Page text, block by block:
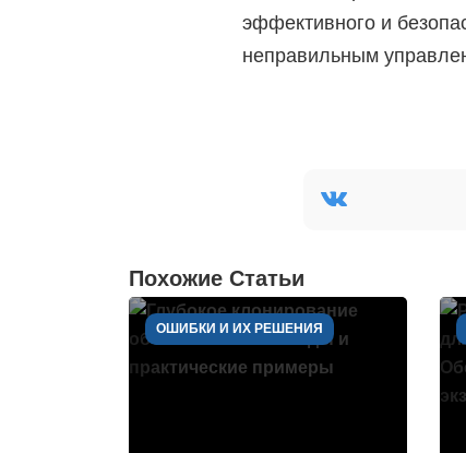
эффективного и
неправильным
Похожие Статьи
ОШИБКИ И ИХ РЕШЕНИЯ